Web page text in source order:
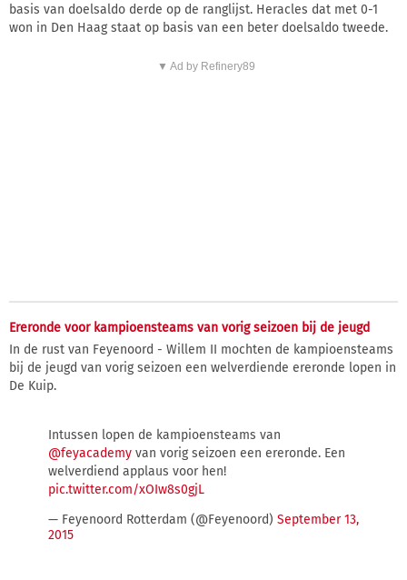
basis van doelsaldo derde op de ranglijst. Heracles dat met 0-1
won in Den Haag staat op basis van een beter doelsaldo tweede.
▼ Ad by Refinery89
Ereronde voor kampioensteams van vorig seizoen bij de jeugd
In de rust van Feyenoord - Willem II mochten de kampioensteams
bij de jeugd van vorig seizoen een welverdiende ereronde lopen in
De Kuip.
Intussen lopen de kampioensteams van
@feyacademyvan vorig seizoen een ereronde. Een
welverdiend applaus voor hen!
pic.twitter.com/xOIw8s0gjL
— Feyenoord Rotterdam (@Feyenoord) September 13,
2015